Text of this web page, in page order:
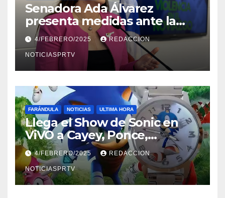
Senadora Ada Álvarez
presenta medidas ante la
violencia en el noviazgo
4/FEBRERO/2025 REDACCION
NOTICIASPRTV
FARÁNDULA NOTICIAS ULTIMA HORA
Llega el Show de Sonic en
ViVO a Cayey, Ponce,
Barceloneta y Humacao,
Relojes gratis para el que
compre ahora….
4/FEBRERO/2025 REDACCION
NOTICIASPRTV